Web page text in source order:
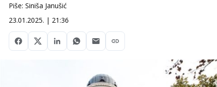
Piše: Siniša Janušić
23.01.2025. | 21:36